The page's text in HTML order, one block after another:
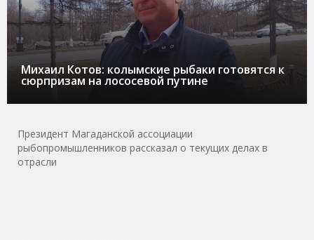
Михаил Котов: колымские рыбаки готовятся к
сюрпризам на лососевой путине
Президент Магаданской ассоциации
рыбопромышленников рассказал о текущих делах в
отрасли